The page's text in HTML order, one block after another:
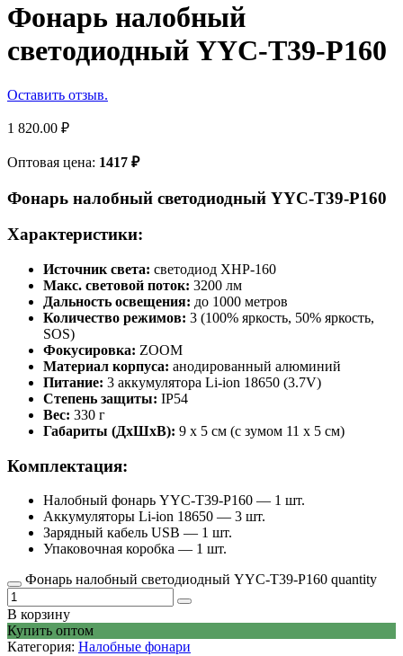
Фонарь налобный
светодиодный YYC-T39-P160
Оставить отзыв.
1 820.00 ₽
Оптовая цена: 1417 ₽
Фонарь налобный светодиодный YYC-T39-P160
Характеристики:
Источник света: светодиод XHP-160
Макс. световой поток: 3200 лм
Дальность освещения: до 1000 метров
Количество режимов: 3 (100% яркость, 50% яркость,
SOS)
Фокусировка: ZOOM
Материал корпуса: анодированный алюминий
Питание: 3 аккумулятора Li-ion 18650 (3.7V)
Степень защиты: IP54
Вес: 330 г
Габариты (ДхШхВ): 9 x 5 см (с зумом 11 x 5 см)
Комплектация:
Налобный фонарь YYC-T39-P160 — 1 шт.
Аккумуляторы Li-ion 18650 — 3 шт.
Зарядный кабель USB — 1 шт.
Упаковочная коробка — 1 шт.
Фонарь налобный светодиодный YYC-T39-P160 quantity
В корзину
Купить оптом
Категория: Налобные фонари